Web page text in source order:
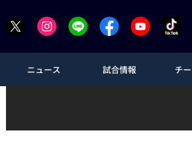
ニュース 試合情報 チ